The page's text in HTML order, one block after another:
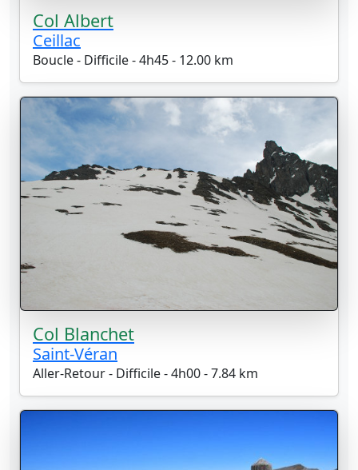
Col Albert
Ceillac
Boucle - Difficile - 4h45 - 12.00 km
Col Blanchet
Saint-Véran
Aller-Retour - Difficile - 4h00 - 7.84 km